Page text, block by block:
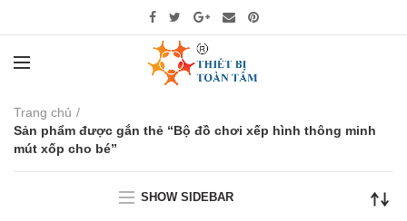
Trang chủ
Sản phẩm được gắn thẻ “Bộ đồ chơi xếp hình thông minh
mút xốp cho bé”
SHOW SIDEBAR